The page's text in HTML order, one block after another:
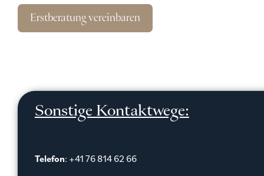
Erstberatung vereinbaren
Sonstige Kontaktwege:
Telefon: +41 76 814 62 66